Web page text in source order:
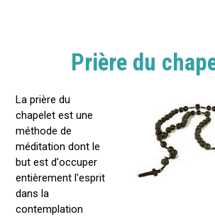
Prière du
La prière du
chapelet est une
méthode de
méditation dont le
but est d'occuper
entièrement l'esprit
dans la
contemplation